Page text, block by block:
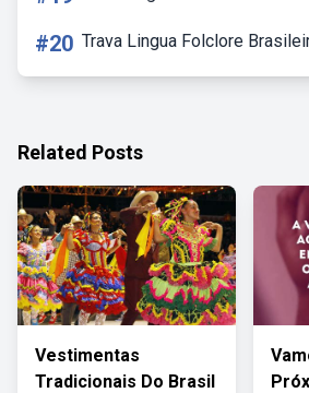
#20 Trava Lingua Folclore
Related Posts
Vestimentas
Tradicionais Do Brasil